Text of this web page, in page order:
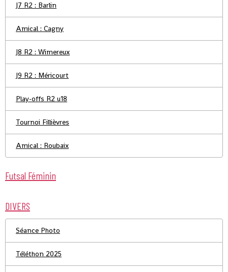
J7 R2 : Barlin
Amical : Cagny
J8 R2 : Wimereux
J9 R2 : Méricourt
Play-offs R2 u18
Tournoi Fillièvres
Amical : Roubaix
Futsal Féminin
DIVERS
Séance Photo
Téléthon 2025